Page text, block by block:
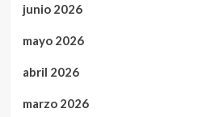
junio 2026
mayo 2026
abril 2026
marzo 2026